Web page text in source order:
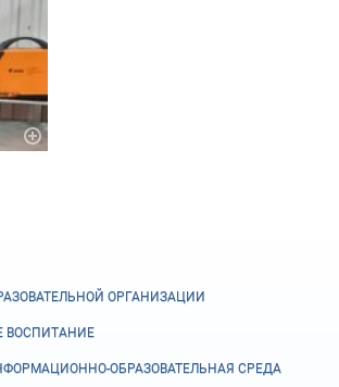
ОРГАНИЗАЦИИ
ВОСПИТАНИЕ
ОБРАЗОВАТЕЛЬНАЯ СРЕДА